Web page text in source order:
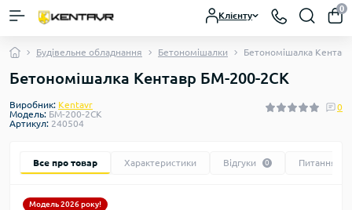
Клієнту
0
Будівельне обладнання Бетономішалки Бетономішалка
Бетономішалка Кентавр БМ-200-2СК
Виробник: Kentavr
Модель: БМ-200-2СК
Артикул: 240504
0
Все про товар Характеристики Відгуки 0 Питання
Модель 2026 року!